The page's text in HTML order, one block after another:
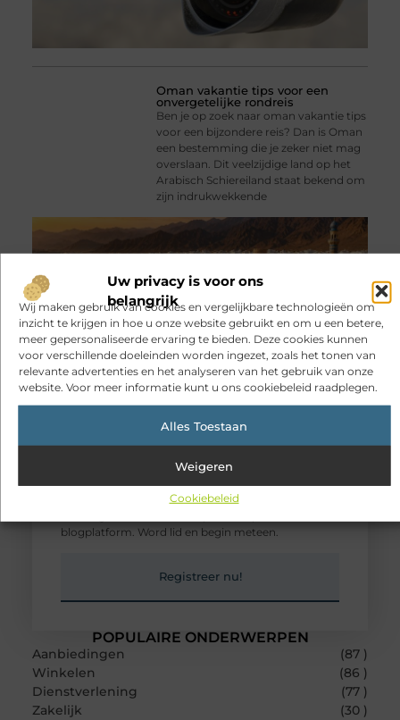
Uw privacy is voor ons
belangrijk
Wij maken gebruik van cookies en vergelijkbare technologieën om
inzicht te krijgen in hoe u onze website gebruikt en om u een betere,
meer gepersonaliseerde ervaring te bieden. Deze cookies kunnen
voor verschillende doeleinden worden ingezet, zoals het tonen van
relevante advertenties en het analyseren van het gebruik van onze
website. Voor meer informatie kunt u ons cookiebeleid raadplegen.
Alles Toestaan
Weigeren
Cookiebeleid
Oman vakantie tips voor een
onvergetelijke rondreis
Ben je op zoek naar oman vakantie tips
voor een bijzondere reis? Dan is Oman
een bestemming die je zeker niet mag
overslaan. Dit veelzijdige land op het
Arabisch Schiereiland staat bekend om
zijn indrukwekkende
POPULAIRE ONDERWERPEN
Aanbiedingen
(87 )
Winkelen
(86 )
Dienstverlening
(77 )
Zakelijk
(30 )
Registreer en deeljouw blog met de
wereld!
Heb je een verhaal te vertellen? Deel jouw kennis en
blogplatform. Word lid en begin meteen.
Registreer nu!